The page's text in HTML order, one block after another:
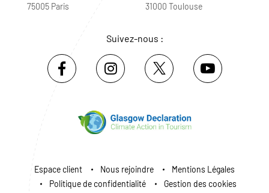
75005 Paris
31000 Toulouse
Suivez-nous :
Espace client Nous rejoindre
Mentions Légales
Politique de confidentialité
Gestion des cookies